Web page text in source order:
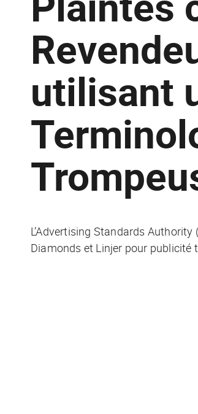
utilisant
L’Advertising Standards
Diamonds et Linjer pour